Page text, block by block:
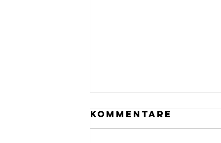
Kommentare